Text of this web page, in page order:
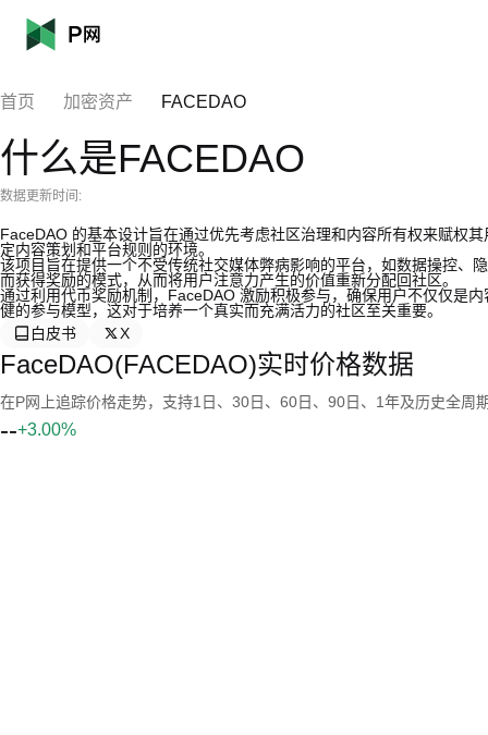
首页 加密资产 FACEDAO
什么是FACEDAO
数据更新时间:
FaceDAO 的基本设计旨在通过优先考虑社区治理和内容所有权来赋权
定内容策划和平台规则的环境。
该项目旨在提供一个不受传统社交媒体弊病影响的平台，如数据操控、
而获得奖励的模式，从而将用户注意力产生的价值重新分配回社区。
通过利用代币奖励机制，FaceDAO 激励积极参与，确保用户不仅仅是
健的参与模型，这对于培养一个真实而充满活力的社区至关重要。
白皮书
X
FaceDAO(FACEDAO)实时价格数据
在P网上追踪价格走势，支持1日、30日、60日、90日、1年及历史全周
--+3.00%